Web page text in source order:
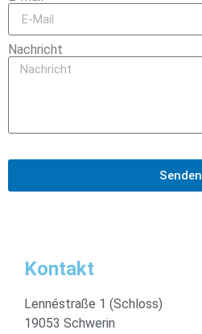
Nachricht
Senden
Kontakt
Lennéstraße 1 (Schloss)
19053 Schwerin